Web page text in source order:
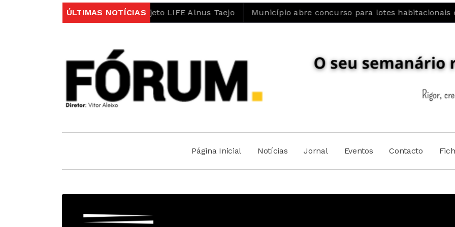
ÚLTIMAS NOTÍCIAS
do rio Erges no âmbito do projeto LIFE Alnus Taejo Município abre concurso para lotes habitacionais e
Página Inicial Notícias Jornal Eventos Contacto